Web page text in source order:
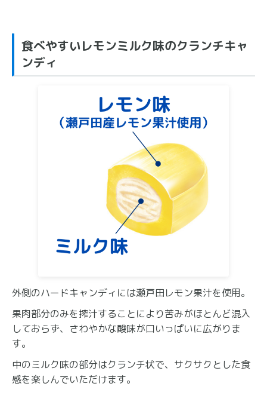
食べやすいレモンミルク味のクランチキャ
ンディ
外側のハードキャンディには瀬戸田レモン果汁を使用。
果肉部分のみを搾汁することにより苦みがほとんど混入
しておらず、さわやかな酸味が口いっぱいに広がりま
す。
中のミルク味の部分はクランチ状で、サクサクとした食
感を楽しんでいただけます。